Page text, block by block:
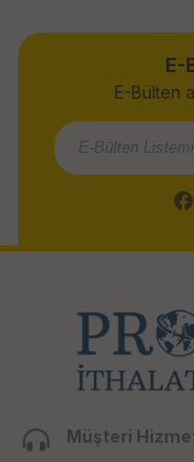
E-
E-Bülten
Müşteri